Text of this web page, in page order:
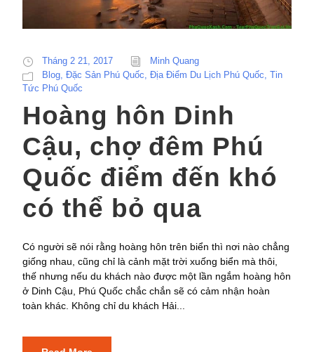
Tháng 2 21, 2017
Minh Quang
Blog, Đặc Sản Phú Quốc, Địa Điểm Du Lịch Phú Quốc, Tin
Tức Phú Quốc
Hoàng hôn Dinh
Cậu, chợ đêm Phú
Quốc điểm đến khó
có thể bỏ qua
Có người sẽ nói rằng hoàng hôn trên biển thì nơi nào chẳng
giống nhau, cũng chỉ là cảnh mặt trời xuống biển mà thôi,
thế nhưng nếu du khách nào được một lần ngắm hoàng hôn
ở Dinh Cậu, Phú Quốc chắc chắn sẽ có cảm nhận hoàn
toàn khác. Không chỉ du khách Hải...